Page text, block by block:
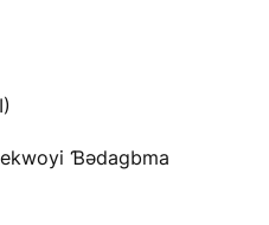
Ɓədagbma